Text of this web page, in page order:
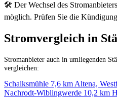
🛠 Der Wechsel des
möglich. Prüfen Sie die
Stromvergleich in
Stromanbieter auch in umliegenden
vergleichen:
Schalksmühle 7,6 km Altena,
Nachrodt-Wiblingwerde 10,2 km